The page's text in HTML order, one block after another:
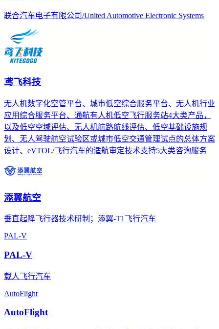
联合汽车电子有限公司/United Automotive Electronic Systems
鸢飞科技
无人机数字化空管平台、城市低空综合服务平台、无人机行业
应用综合服务平台、通航有人机低空飞行服务站4大类产品，
以及低空空域评估、无人机航路航线评估、低空基础设施规
划、无人驾驶航空试验区或城市低空交通管理试点的总体方案
设计、eVTOL/飞行汽车的适航审定技术支持5大类咨询服务
添翼航空
垂直起降飞行器技术研制；添翼-T1飞行汽车
PAL-V
PAL-V
载人飞行汽车
AutoFlight
AutoFlight